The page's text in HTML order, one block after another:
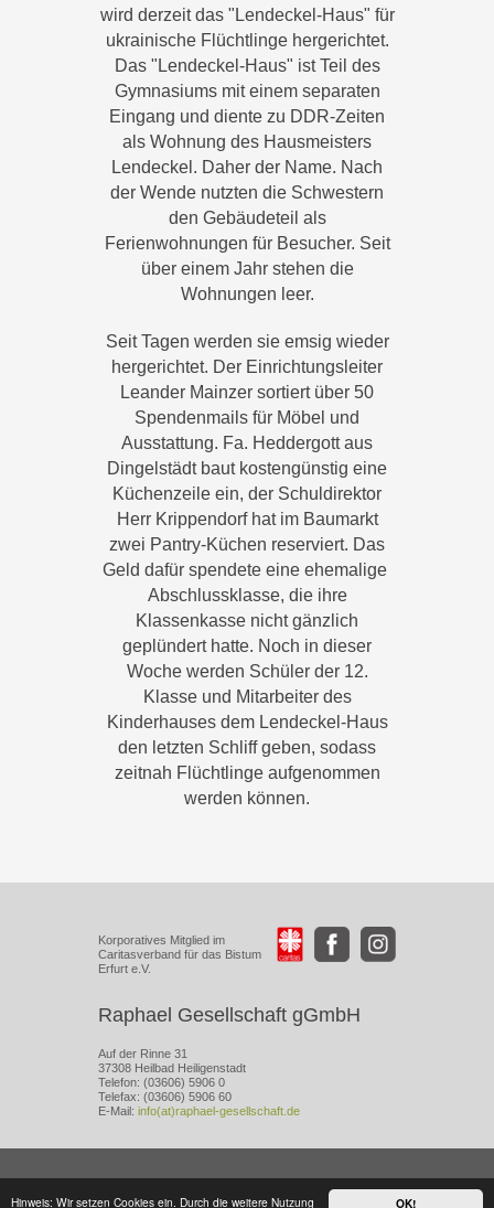
OK!
Hinweis: Wir setzen Cookies ein. Durch die weitere Nutzung
wird derzeit das "Lendeckel-Haus" für
ukrainische Flüchtlinge hergerichtet.
Das "Lendeckel-Haus" ist Teil des
Gymnasiums mit einem separaten
Eingang und diente zu DDR-Zeiten
als Wohnung des Hausmeisters
Lendeckel. Daher der Name. Nach
der Wende nutzten die Schwestern
den Gebäudeteil als
Ferienwohnungen für Besucher. Seit
über einem Jahr stehen die
Wohnungen leer.
Seit Tagen werden sie emsig wieder
hergerichtet. Der Einrichtungsleiter
Leander Mainzer sortiert über 50
Spendenmails für Möbel und
Ausstattung. Fa. Heddergott aus
Dingelstädt baut kostengünstig eine
Küchenzeile ein, der Schuldirektor
Herr Krippendorf hat im Baumarkt
zwei Pantry-Küchen reserviert. Das
Geld dafür spendete eine ehemalige
Abschlussklasse, die ihre
Klassenkasse nicht gänzlich
geplündert hatte. Noch in dieser
Woche werden Schüler der 12.
Klasse und Mitarbeiter des
Kinderhauses dem Lendeckel-Haus
den letzten Schliff geben, sodass
zeitnah Flüchtlinge aufgenommen
werden können.
Korporatives Mitglied im
Caritasverband für das Bistum
Erfurt e.V.
Raphael Gesellschaft gGmbH
Auf der Rinne 31
37308 Heilbad Heiligenstadt
Telefon: (03606) 5906 0
Telefax: (03606) 5906 60
E-Mail: info(at)raphael-gesellschaft.de